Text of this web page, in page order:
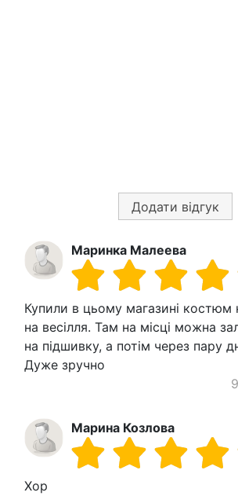
Додати відгук
Маринка Малеева
Купили в цьому магазині костюм
на весілля. Там на місці можна
на підшивку, а потім через пару
Дуже зручно
Марина Козлова
Хор